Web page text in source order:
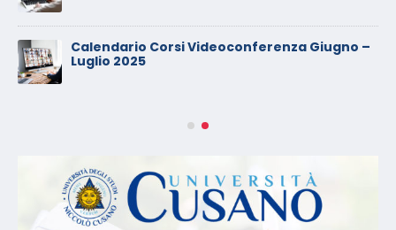
Calendario Corsi Videoconferenza Giugno –
Luglio 2025